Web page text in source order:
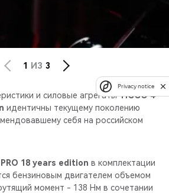
1 ИЗ 3
и силовые агрегатыTIGGO 4
идентичны текущему поколению
себя на российском
PRO 18 years edition в комплектации
бензиновым двигателем объемом
момент - 138 Нм в сочетании
Privacy notice